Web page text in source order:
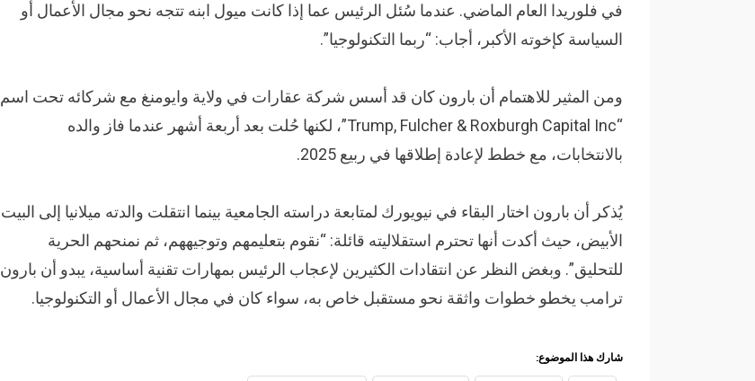
في فلوريدا العام الماضي. عندما سُئل الرئيس عما إذا كانت ميول ابنه تتجه نحو مجال الأعمال أو
السياسة كإخوته الأكبر، أجاب: “ربما التكنولوجيا”.
ومن المثير للاهتمام أن بارون كان قد أسس شركة عقارات في ولاية وايومنغ مع شركائه تحت اسم
“Trump, Fulcher & Roxburgh Capital Inc”، لكنها حُلت بعد أربعة أشهر عندما فاز والده
بالانتخابات، مع خطط لإعادة إطلاقها في ربيع 2025.
يُذكر أن بارون اختار البقاء في نيويورك لمتابعة دراسته الجامعية بينما انتقلت والدته ميلانيا إلى البيت
الأبيض، حيث أكدت أنها تحترم استقلاليته قائلة: “نقوم بتعليمهم وتوجيههم، ثم نمنحهم الحرية
للتحليق”. وبغض النظر عن انتقادات الكثيرين لإعجاب الرئيس بمهارات تقنية أساسية، يبدو أن بارون
ترامب يخطو خطوات واثقة نحو مستقبل خاص به، سواء كان في مجال الأعمال أو التكنولوجيا.
شارك هذا الموضوع: